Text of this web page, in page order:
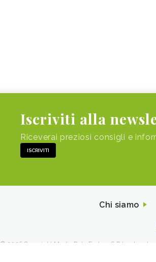
Iscriviti alla
Riceverai preziosi consigli e
ISCRIVITI
Chi siamo
© 2026 Copyright Media Data Factory S.R.L. - I